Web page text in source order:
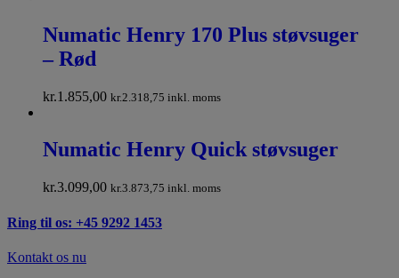
Numatic Henry 170 Plus støvsuger
– Rød
kr.1.855,00 kr.2.318,75 inkl. moms
Numatic Henry Quick støvsuger
kr.3.099,00 kr.3.873,75 inkl. moms
Ring til os: +45 9292 1453
Kontakt os nu